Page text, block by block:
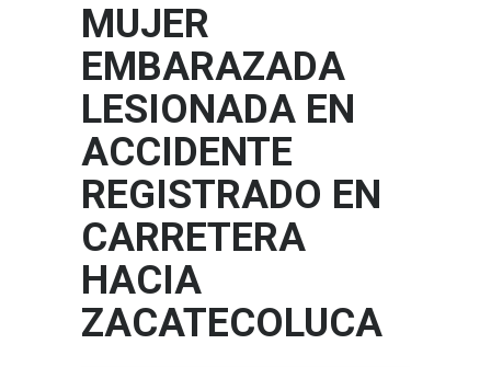
MUJER
EMBARAZADA
LESIONADA EN
ACCIDENTE
REGISTRADO EN
CARRETERA
HACIA
ZACATECOLUCA